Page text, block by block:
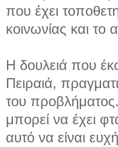
που έχει
κοινωνίας και το
Η δουλειά που
Πειραιά,
του
μπορεί να έχει
αυτό να είναι